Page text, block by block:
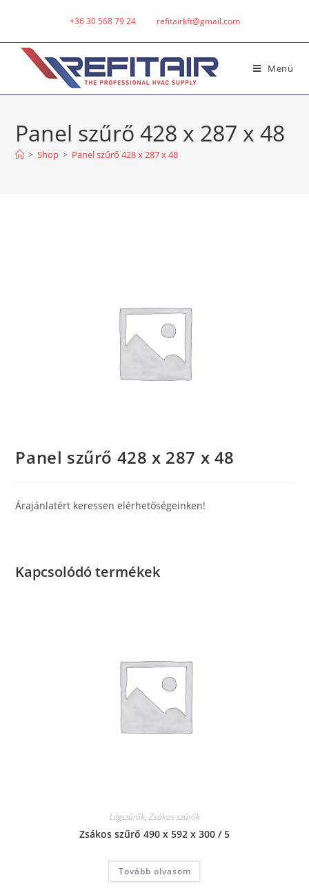
+36 30 568 79 24 refitairkft@gmail.com
Menü
Panel szűrő 428 x 287 x 48
> Shop > Panel szűrő 428 x 287 x 48
Panel szűrő 428 x 287 x 48
Árajánlatért keressen elérhetőségeinken!
Kapcsolódó termékek
Légszűrők, Zsákos szűrők
Zsákos szűrő 490 x 592 x 300 / 5
Tovább olvasom